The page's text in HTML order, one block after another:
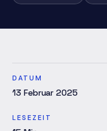
DATUM
13 Februar 2025
LESEZEIT